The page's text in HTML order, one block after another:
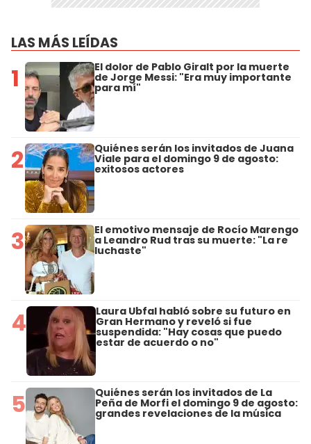
LAS MÁS LEÍDAS
1 El dolor de Pablo Giralt por la muerte
de Jorge Messi: "Era muy importante
para mí"
2 Quiénes serán los invitados de Juana
Viale para el domingo 9 de agosto:
exitosos actores
3 El emotivo mensaje de Rocío Marengo
a Leandro Rud tras su muerte: "La re
luchaste"
4 Laura Ubfal habló sobre su futuro en
Gran Hermano y reveló si fue
suspendida: "Hay cosas que puedo
estar de acuerdo o no"
5 Quiénes serán los invitados de La
Peña de Morfi el domingo 9 de agosto:
grandes revelaciones de la música